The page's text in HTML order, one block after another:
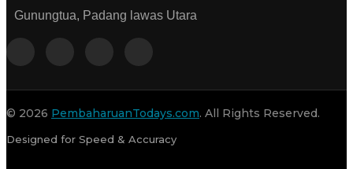
Gunungtua, Padang lawas Utara
© 2026 PembaharuanTodays.com. All Rights Reserved.
Designed for Speed & Accuracy